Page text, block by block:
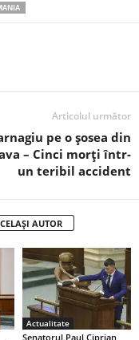
Articolul următor
pe o șosea din
– Cinci morți într-
un teribil accident
AUTOR
Actualitate
Senatorul Paul Ciprian